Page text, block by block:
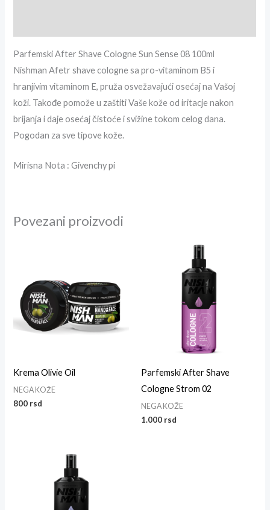
Parfemski After Shave Cologne Sun Sense 08 100ml
Nishman Afetr shave cologne sa pro-vitaminom B5 i
hranjivim vitaminom E, pruža osvežavajući osećaj na Vašoj
koži. Takođe pomože u zaštiti Vaše kože od iritacje nakon
brijanja i daje osećaj čistoće i svižine tokom celog dana.
Pogodan za sve tipove kože.
Mirisna Nota : Givenchy pi
Povezani proizvodi
Krema Olivie Oil
NEGA KOŽE
800 rsd
Parfemski After Shave
Cologne Strom 02
NEGA KOŽE
1.000 rsd